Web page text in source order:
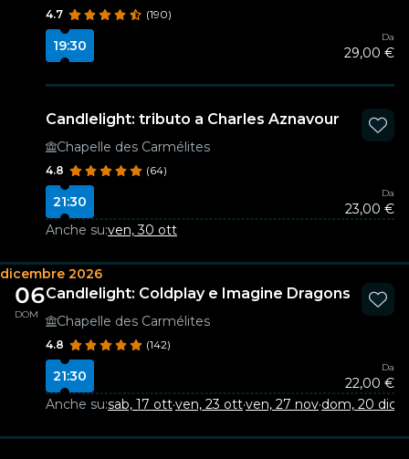
4.7 (190)
19:30
Da
29,00 €
Candlelight: tributo a Charles Aznavour
Chapelle des Carmélites
4.8 (64)
21:30
Da
23,00 €
Anche su:ven, 30 ott
dicembre 2026
06
DOM
Candlelight: Coldplay e Imagine Dragons
Chapelle des Carmélites
4.8 (142)
21:30
Da
22,00 €
Anche su:sab, 17 ott·ven, 23 ott·ven, 27 nov·dom, 20 dic